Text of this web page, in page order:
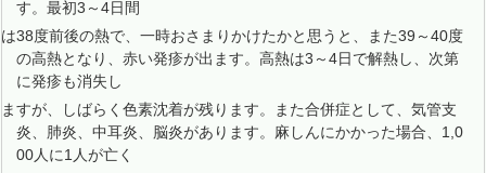
す。最初3～4日間
は38度前後の熱で、一時おさまりかけたかと思うと、また39～40度
の高熱となり、赤い発疹が出ます。高熱は3～4日で解熱し、次第
に発疹も消失し
ますが、しばらく色素沈着が残ります。また合併症として、気管支
炎、肺炎、中耳炎、脳炎があります。麻しんにかかった場合、1,0
00人に1人が亡く